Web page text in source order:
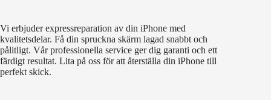
Vi erbjuder expressreparation av din iPhone med
kvalitetsdelar. Få din spruckna skärm lagad snabbt och
pålitligt. Vår professionella service ger dig garanti och ett
färdigt resultat. Lita på oss för att återställa din iPhone till
perfekt skick.